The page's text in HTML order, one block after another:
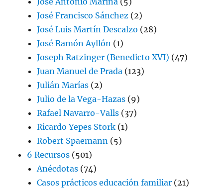
José Francisco Sánchez (2)
José Luis Martín Descalzo (28)
José Ramón Ayllón (1)
Joseph Ratzinger (Benedicto XVI) (47)
Juan Manuel de Prada (123)
Julián Marías (2)
Julio de la Vega-Hazas (9)
Rafael Navarro-Valls (37)
Ricardo Yepes Stork (1)
Robert Spaemann (5)
6 Recursos (501)
Anécdotas (74)
Casos prácticos educación familiar (21)